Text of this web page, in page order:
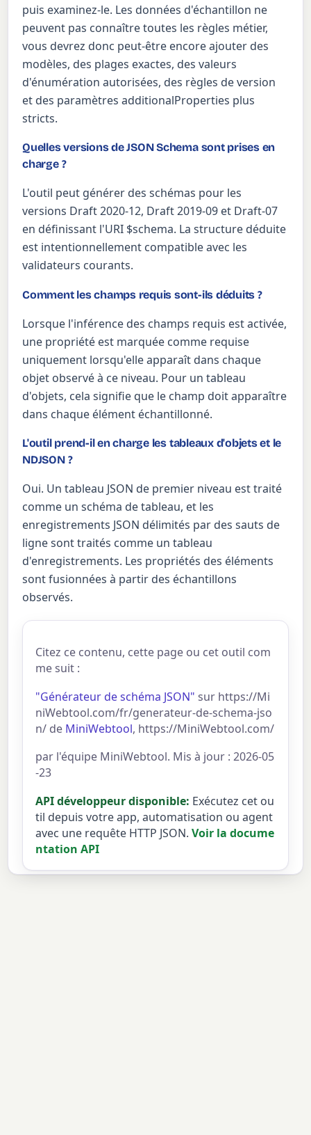
puis examinez-le. Les données d'échantillon ne
peuvent pas connaître toutes les règles métier,
vous devrez donc peut-être encore ajouter des
modèles, des plages exactes, des valeurs
d'énumération autorisées, des règles de version
et des paramètres additionalProperties plus
stricts.
Quelles versions de JSON Schema sont prises en
charge ?
L'outil peut générer des schémas pour les
versions Draft 2020-12, Draft 2019-09 et Draft-07
en définissant l'URI $schema. La structure déduite
est intentionnellement compatible avec les
validateurs courants.
Comment les champs requis sont-ils déduits ?
Lorsque l'inférence des champs requis est activée,
une propriété est marquée comme requise
uniquement lorsqu'elle apparaît dans chaque
objet observé à ce niveau. Pour un tableau
d'objets, cela signifie que le champ doit apparaître
dans chaque élément échantillonné.
L'outil prend-il en charge les tableaux d'objets et le
NDJSON ?
Oui. Un tableau JSON de premier niveau est traité
comme un schéma de tableau, et les
enregistrements JSON délimités par des sauts de
ligne sont traités comme un tableau
d'enregistrements. Les propriétés des éléments
sont fusionnées à partir des échantillons
observés.
Citez ce contenu, cette page ou cet outil com
me suit :
"Générateur de schéma JSON" sur https://Mi
niWebtool.com/fr/generateur-de-schema-jso
n/ de MiniWebtool, https://MiniWebtool.com/
par l'équipe MiniWebtool. Mis à jour : 2026-05
-23
API développeur disponible: Exécutez cet ou
til depuis votre app, automatisation ou agent
avec une requête HTTP JSON. Voir la docume
ntation API